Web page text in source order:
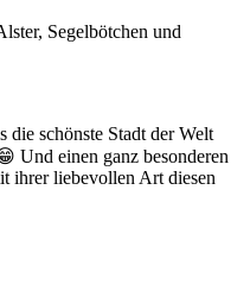
Segelbötchen und
die schönste Stadt der Welt
Und einen ganz besonderen
ihrer liebevollen Art diesen